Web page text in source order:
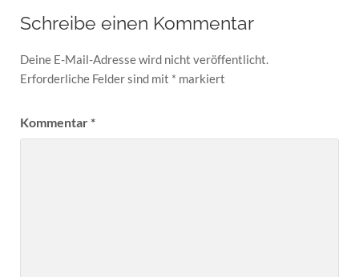
Schreibe einen Kommentar
Deine E-Mail-Adresse wird nicht veröffentlicht.
Erforderliche Felder sind mit * markiert
Kommentar*